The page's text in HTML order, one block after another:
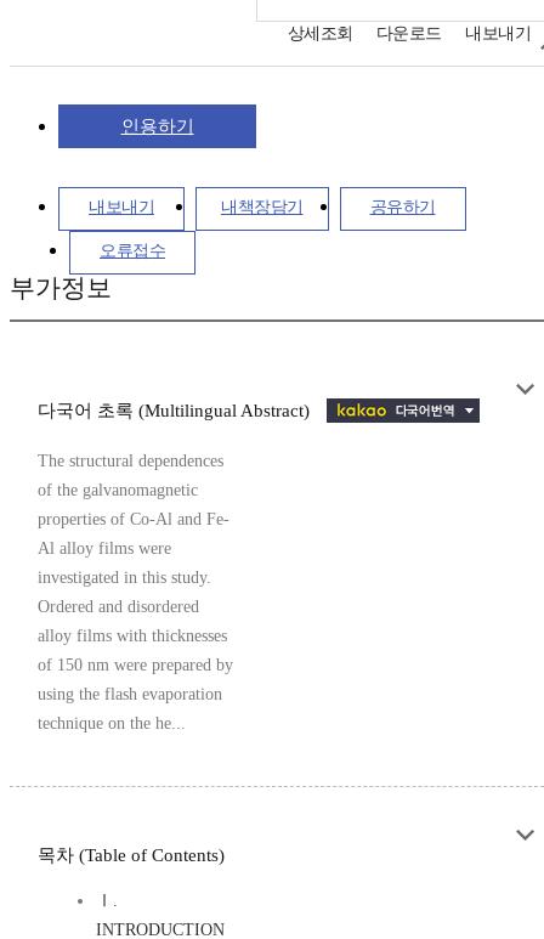
상세조회 다운로드 내보내기
인용하기
내보내기 내책장담기 공유하기
오류접수
부가정보
다국어 초록 (Multilingual Abstract)
The structural dependences
of the galvanomagnetic
properties of Co-Al and Fe-
Al alloy films were
investigated in this study.
Ordered and disordered
alloy films with thicknesses
of 150 nm were prepared by
using the flash evaporation
technique on the he...
목차 (Table of Contents)
Ⅰ.
INTRODUCTION